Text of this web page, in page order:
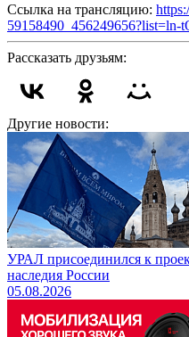
Ссылка на трансляцию:
Рассказать друзьям:
Другие новости:
УРАЛ присоединился к
наследия России
05.08.2026